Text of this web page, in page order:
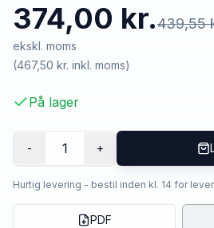
374,00 kr.439,55
ekskl. moms
(467,50 kr. inkl. moms)
På lager
- 1 +
Hurtig levering - bestil inden kl. 14 for
PDF